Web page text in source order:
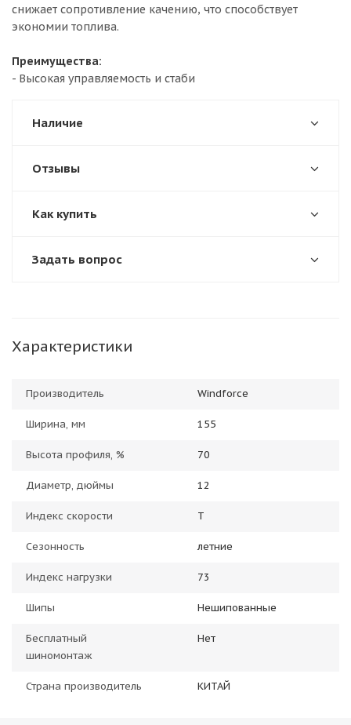
снижает сопротивление качению, что способствует
экономии топлива.
Преимущества:
- Высокая управляемость и стаби
Наличие
Отзывы
Как купить
Задать вопрос
Характеристики
Производитель Windforce
Ширина, мм 155
Высота профиля, % 70
Диаметр, дюймы 12
Индекс скорости T
Сезонность летние
Индекс нагрузки 73
Шипы Нешипованные
Бесплатный
шиномонтаж
Нет
Страна производитель КИТАЙ